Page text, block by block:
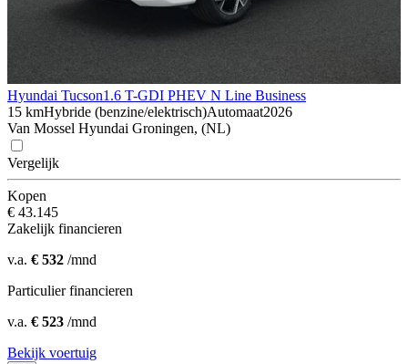
Hyundai Tucson1.6 T-GDI PHEV N Line Business
15 kmHybride (benzine/elektrisch)Automaat2026
Van Mossel Hyundai Groningen, (NL)
Vergelijk
Kopen
€ 43.145
Zakelijk financieren
v.a. € 532 /mnd
Particulier financieren
v.a. € 523 /mnd
Bekijk voertuig